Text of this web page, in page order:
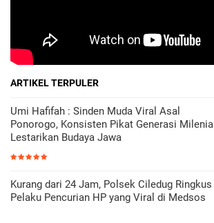
ARTIKEL TERPULER
Umi Hafifah : Sinden Muda Viral Asal
Ponorogo, Konsisten Pikat Generasi Milenial
Lestarikan Budaya Jawa
Kurang dari 24 Jam, Polsek Ciledug Ringkus
Pelaku Pencurian HP yang Viral di Medsos